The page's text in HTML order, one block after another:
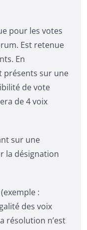
pour les votes
Est retenue
En
présents sur une
de vote
de 4 voix
sur une
la désignation
:
des voix
résolution n’est